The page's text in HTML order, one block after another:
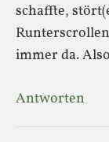
schaffte,
immer da.
Antworten